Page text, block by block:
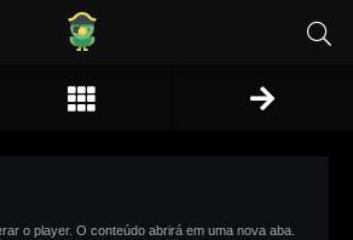
o player. O conteúdo abrirá em uma nova aba.